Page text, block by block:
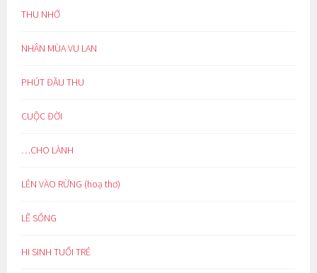
THU NHỚ
NHÂN MÙA VU LAN
PHÚT ĐẦU THU
CUỘC ĐỜI
…CHO LÀNH
LẺN VÀO RỪNG (hoạ thơ)
LẼ SỐNG
HI SINH TUỔI TRẺ